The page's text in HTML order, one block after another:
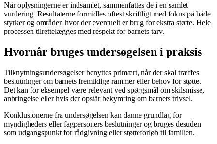
Når oplysningerne er indsamlet, sammenfattes de i en samlet
vurdering. Resultaterne formidles oftest skriftligt med fokus på både
styrker og områder, hvor der eventuelt er brug for ekstra støtte. Hele
processen tilrettelægges med respekt for barnets tarv.
Hvornår bruges undersøgelsen i praksis
Tilknytningsundersøgelser benyttes primært, når der skal træffes
beslutninger om barnets fremtidige rammer eller behov for støtte.
Det kan for eksempel være relevant ved spørgsmål om skilsmisse,
anbringelse eller hvis der opstår bekymring om barnets trivsel.
Konklusionerne fra undersøgelsen kan danne grundlag for
myndigheders eller fagpersoners beslutninger og bruges desuden
som udgangspunkt for rådgivning eller støtteforløb til familien.